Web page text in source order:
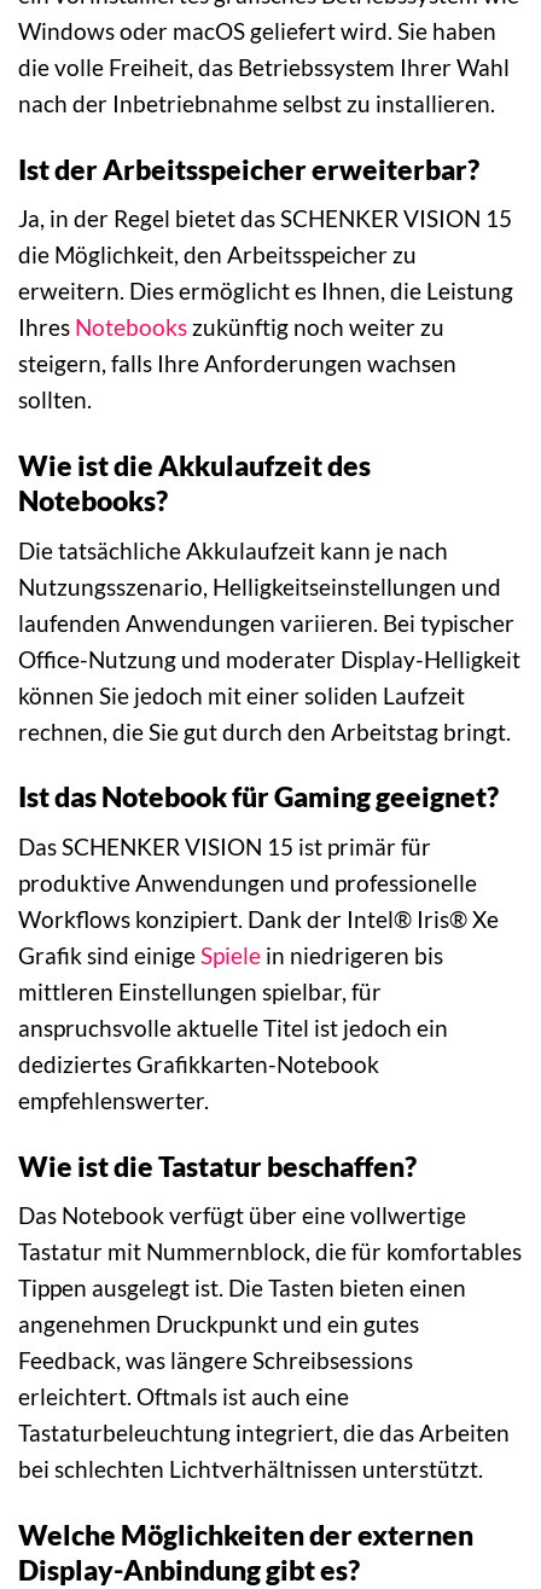
Windows oder macOS geliefert wird. Sie haben
die volle Freiheit, das Betriebssystem Ihrer Wahl
nach der Inbetriebnahme selbst zu installieren.
Ist der Arbeitsspeicher erweiterbar?
Ja, in der Regel bietet das SCHENKER VISION 15
die Möglichkeit, den Arbeitsspeicher zu
erweitern. Dies ermöglicht es Ihnen, die Leistung
Ihres Notebooks zukünftig noch weiter zu
steigern, falls Ihre Anforderungen wachsen
sollten.
Wie ist die Akkulaufzeit des
Notebooks?
Die tatsächliche Akkulaufzeit kann je nach
Nutzungsszenario, Helligkeitseinstellungen und
laufenden Anwendungen variieren. Bei typischer
Office-Nutzung und moderater Display-Helligkeit
können Sie jedoch mit einer soliden Laufzeit
rechnen, die Sie gut durch den Arbeitstag bringt.
Ist das Notebook für Gaming geeignet?
Das SCHENKER VISION 15 ist primär für
produktive Anwendungen und professionelle
Workflows konzipiert. Dank der Intel® Iris® Xe
Grafik sind einigeSpiele in niedrigeren bis
mittleren Einstellungen spielbar, für
anspruchsvolle aktuelle Titel ist jedoch ein
dediziertes Grafikkarten-Notebook
empfehlenswerter.
Wie ist die Tastatur beschaffen?
Das Notebook verfügt über eine vollwertige
Tastatur mit Nummernblock, die für komfortables
Tippen ausgelegt ist. Die Tasten bieten einen
angenehmen Druckpunkt und ein gutes
Feedback, was längere Schreibsessions
erleichtert. Oftmals ist auch eine
Tastaturbeleuchtung integriert, die das Arbeiten
bei schlechten Lichtverhältnissen unterstützt.
Welche Möglichkeiten der externen
Display-Anbindung gibt es?